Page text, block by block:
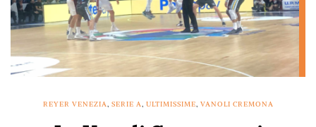
REYER VENEZIA, SERIE A, ULTIMISSIME, VANOLI CREMONA